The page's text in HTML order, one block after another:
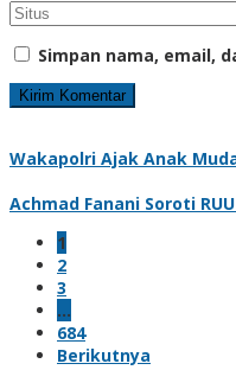
Simpan nama, email,
Wakapolri Ajak Anak
Achmad Fanani Soroti
1
2
3
…
684
Berikutnya